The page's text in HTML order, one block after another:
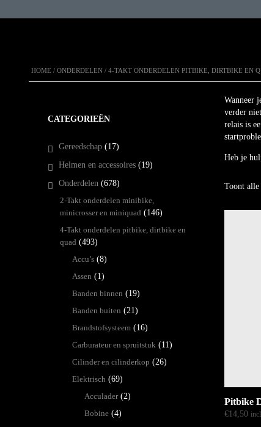
HOME / ONDERDELEN / 4-TAKT ONDERDELEN PITBIKE, DIRTBIKE EN
Wanneer
verder
relais is
Heb je
Toont alle
Pitbike
€14,50
CATEGORIEËN
Gereedschap (17)
Helmen en accessoires (19)
Onderdelen (678)
2-Takt onderdelen minibike,
minicrosser en miniquad (146)
4-Takt onderdelen pitbike, dirtbike en
quad (493)
Accu’s (8)
Assen (1)
Banden binnen (19)
Banden buiten (21)
Brandstofsysteem (16)
Carburateur en spruitstuk (11)
Cilinder en cilinderkop (26)
Elektrisch (69)
Acculader (2)
Bobine (4)